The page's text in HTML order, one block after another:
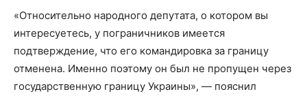
«Относительно народного депутата, о котором вы
интересуетесь, у пограничников имеется
подтверждение, что его командировка за границу
отменена. Именно поэтому он был не пропущен через
государственную границу Украины», — пояснил